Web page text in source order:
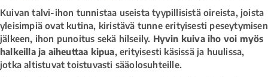
Kuivan talvi-ihon tunnistaa useista tyypillisistä oireista, joista
yleisimpiä ovat kutina, kiristävä tunne erityisesti peseytymisen
jälkeen, ihon punoitus sekä hilseily. Hyvin kuiva iho voi myös
halkeilla ja aiheuttaa kipua, erityisesti käsissä ja huulissa,
jotka altistuvat toistuvasti sääolosuhteille.